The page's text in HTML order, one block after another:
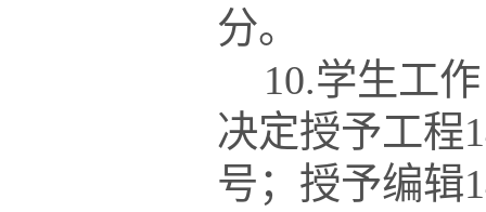
分。
10.学生工
决定授予工程
号；授予编辑